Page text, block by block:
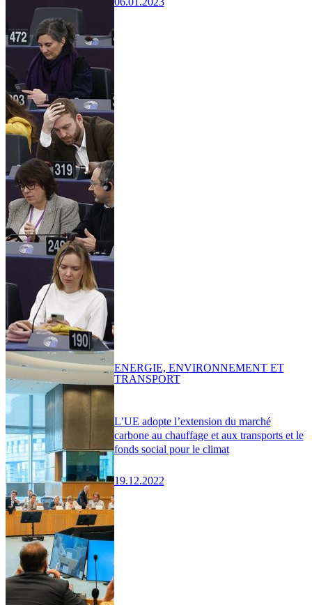
L’UE adopte l’extension du marché
carbone au chauffage et aux transports et le
fonds social pour le climat
19.12.2022
ENERGIE, ENVIRONNEMENT ET
TRANSPORT